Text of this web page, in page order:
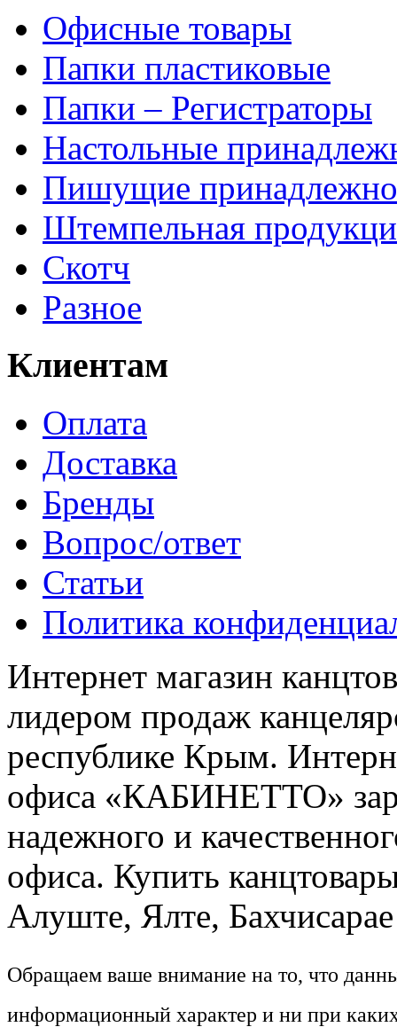
Офисные товары
Папки пластиковые
Папки – Регистраторы
Настольные
Пишущие
Штемпельная
Скотч
Разное
Клиентам
Оплата
Доставка
Бренды
Вопрос/ответ
Статьи
Политика
Интернет магазин
лидером продаж
республике Крым.
офиса «КАБИНЕТТО»
надежного и
офиса. Купить
Алуште, Ялте,
Обращаем ваше внимание на то, что
информационный характер и ни при